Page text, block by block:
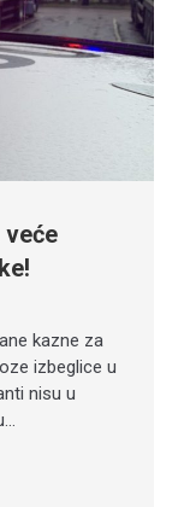
veće
kazne za
izbeglice u
nisu u